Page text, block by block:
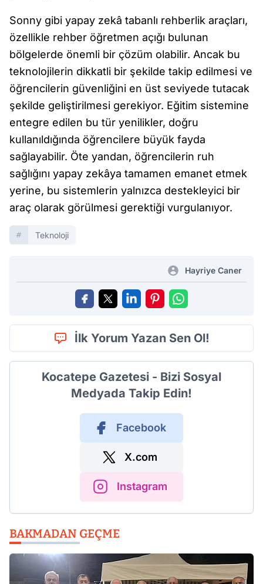
Sonny gibi yapay zekâ tabanlı rehberlik araçları,
özellikle rehber öğretmen açığı bulunan
bölgelerde önemli bir çözüm olabilir. Ancak bu
teknolojilerin dikkatli bir şekilde takip edilmesi ve
öğrencilerin güvenliğini en üst seviyede tutacak
şekilde geliştirilmesi gerekiyor. Eğitim sistemine
entegre edilen bu tür yenilikler, doğru
kullanıldığında öğrencilere büyük fayda
sağlayabilir. Öte yandan, öğrencilerin ruh
sağlığını yapay zekâya tamamen emanet etmek
yerine, bu sistemlerin yalnızca destekleyici bir
araç olarak görülmesi gerektiği vurgulanıyor.
Teknoloji
Hayriye Caner
İlk Yorum Yazan Sen Ol!
Kocatepe Gazetesi - Bizi Sosyal
Medyada Takip Edin!
Facebook
X.com
Instagram
BAKMADAN GEÇME